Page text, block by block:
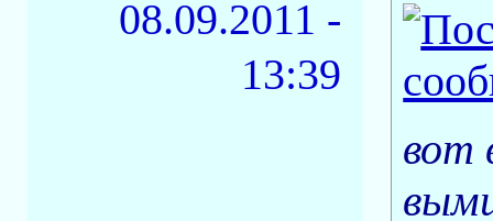
08.09.2011 -
13:39
вот